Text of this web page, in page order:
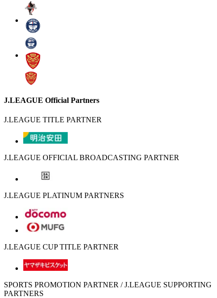
J.LEAGUE Official Partners
J.LEAGUE TITLE PARTNER
J.LEAGUE OFFICIAL BROADCASTING PARTNER
J.LEAGUE PLATINUM PARTNERS
J.LEAGUE CUP TITLE PARTNER
SPORTS PROMOTION PARTNER / J.LEAGUE SUPPORTING
PARTNERS